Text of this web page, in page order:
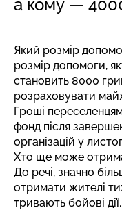
а кому —
Який розмір
розмір допомоги,
становить 8000
розраховувати
Гроші
фонд після
організацій у
Хто ще може
До речі, значно
отримати жителі
тривають бойові